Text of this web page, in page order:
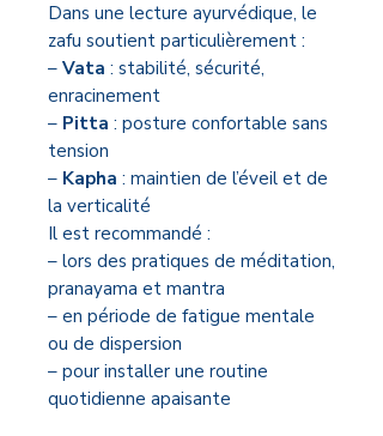
Dans une lecture ayurvédique, le
zafu soutient particulièrement :
– Vata : stabilité, sécurité,
enracinement
– Pitta : posture confortable sans
tension
– Kapha : maintien de l’éveil et de
la verticalité
Il est recommandé :
– lors des pratiques de méditation,
pranayama et mantra
– en période de fatigue mentale
ou de dispersion
– pour installer une routine
quotidienne apaisante